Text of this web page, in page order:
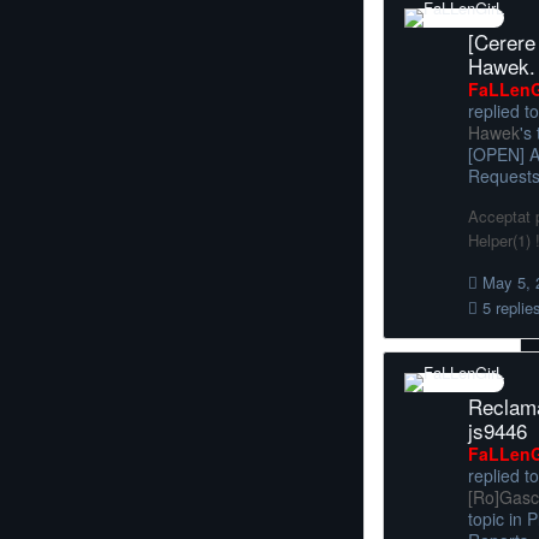
Hawek.
replied to
Hawek's
[OPEN]
Requests
Acceptat
Helper(1) !
May 5,
5
js9446
replied to
topic in